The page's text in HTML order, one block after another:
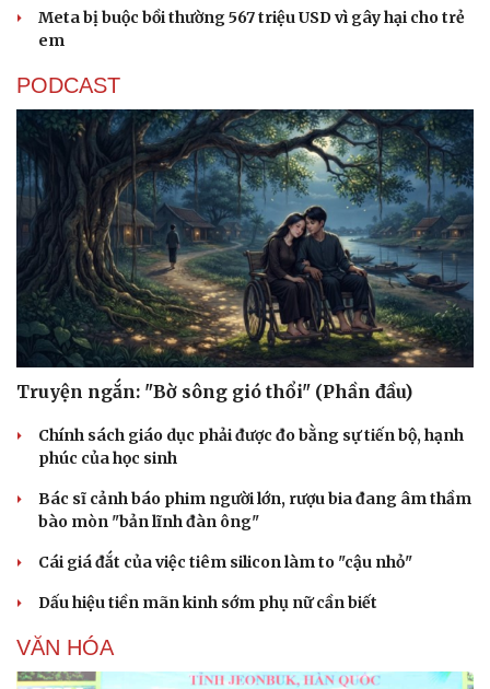
Sức khỏe
Dinh dưỡng - món ngon
Cây thuốc
Sản phụ khoa
Nhi khoa
Nam khoa
Làm đẹp - giảm cân
Phòng mạch online
Ăn sạch sống khỏe
Đời sống
Nhà đẹp
Blog
Tình yêu - Gia đình
Meta bị buộc bồi thường 567 triệu USD vì gây hại cho trẻ
em
PODCAST
Truyện ngắn: "Bờ sông gió thổi" (Phần đầu)
Chính sách giáo dục phải được đo bằng sự tiến bộ, hạnh
phúc của học sinh
Bác sĩ cảnh báo phim người lớn, rượu bia đang âm thầm
bào mòn "bản lĩnh đàn ông"
Cái giá đắt của việc tiêm silicon làm to "cậu nhỏ"
Dấu hiệu tiền mãn kinh sớm phụ nữ cần biết
VĂN HÓA